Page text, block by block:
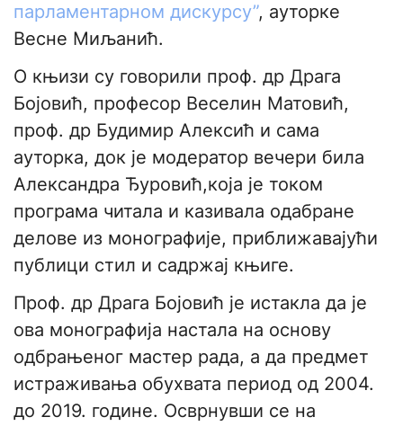
парламентарном дискурсу”, ауторке
Весне Миљанић.
О књизи су говорили проф. др Драга
Бојовић, професор Веселин Матовић,
проф. др Будимир Алексић и сама
ауторка, док је модератор вечери била
Александра Ђуровић,која је током
програма читала и казивала одабране
делове из монографије, приближавајући
публици стил и садржај књиге.
Проф. др Драга Бојовић је истакла да је
ова монографија настала на основу
одбрањеног мастер рада, а да предмет
истраживања обухвата период од 2004.
до 2019. године. Осврнувши се на